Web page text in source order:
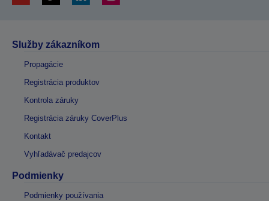
Služby zákazníkom
Propagácie
Registrácia produktov
Kontrola záruky
Registrácia záruky CoverPlus
Kontakt
Vyhľadávač predajcov
Podmienky
Podmienky používania